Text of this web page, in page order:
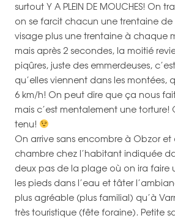
surtout Y A PLEIN DE MOUCHES! On
on se farcit chacun une trentaine de
visage plus une trentaine à chaque
mais après 2 secondes, la moitié
piqûres, juste des emmerdeuses,
qu’elles viennent dans les montées,
6 km/h! On peut dire que ça nous
mais c’est mentalement une torture!
tenu!
On arrive sans encombre à Obzor et
chambre chez l’habitant indiquée
deux pas de la plage où on ira faire
les pieds dans l’eau et tâter
plus agréable (plus familial) qu’à
très touristique (fête foraine). Petite